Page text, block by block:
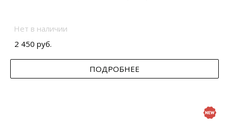
Нет в наличии
2 450 руб.
ПОДРОБНЕЕ